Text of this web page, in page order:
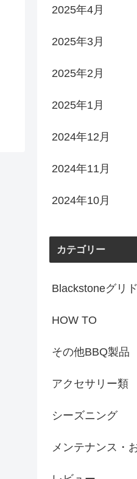
2025年4月
2025年3月
2025年2月
2025年1月
2024年12月
2024年11月
2024年10月
カテゴリー
Blackstoneグリ
HOW TO
その他BBQ製品
アクセサリー類
シーズニング
メンテナンス・